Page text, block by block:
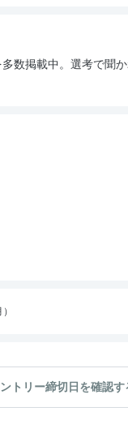
数掲載中。選考で聞
トリー締切日を確認す